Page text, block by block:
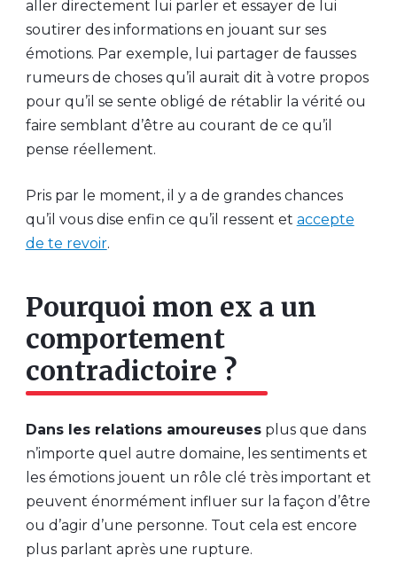
aller directement lui parler et essayer de lui
soutirer des informations en jouant sur ses
émotions. Par exemple, lui partager de fausses
rumeurs de choses qu’il aurait dit à votre propos
pour qu’il se sente obligé de rétablir la vérité ou
faire semblant d’être au courant de ce qu’il
pense réellement.
Pris par le moment, il y a de grandes chances
qu’il vous dise enfin ce qu’il ressent et accepte
de te revoir.
Pourquoi mon ex a un
comportement
contradictoire ?
Dans les relations amoureusesplus que dans
n’importe quel autre domaine, les sentiments et
les émotions jouent un rôle clé très important et
peuvent énormément influer sur la façon d’être
ou d’agir d’une personne. Tout cela est encore
plus parlant après une rupture.